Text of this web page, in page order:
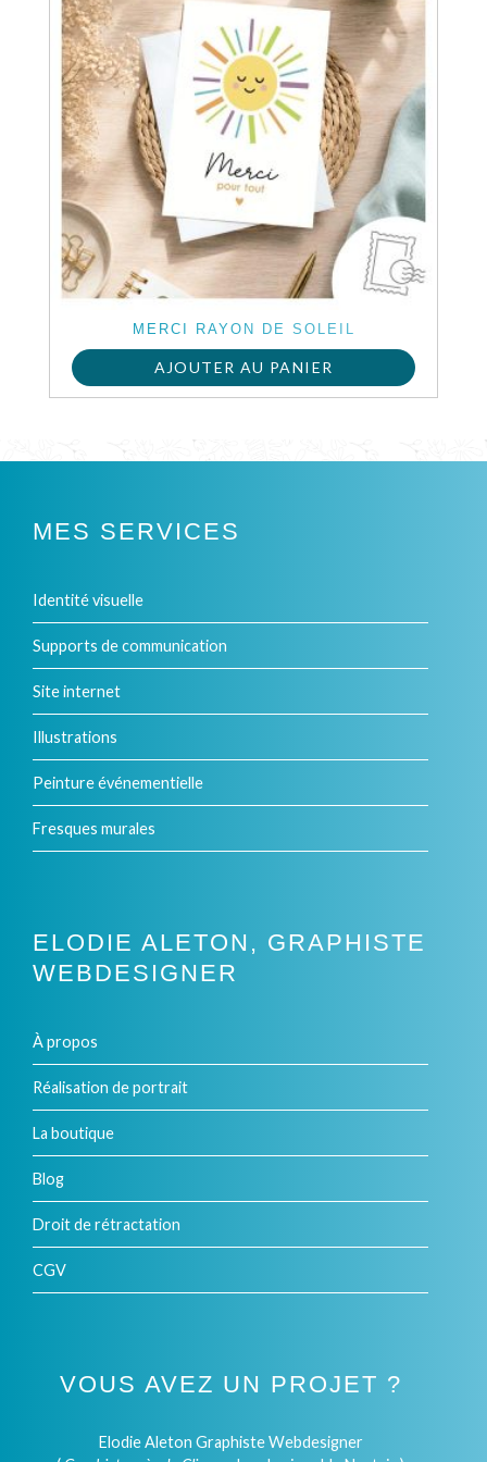
MERCI RAYON DE SOLEIL
AJOUTER AU PANIER
MES SERVICES
Identité visuelle
Supports de communication
Site internet
Illustrations
Peinture événementielle
Fresques murales
ELODIE ALETON, GRAPHISTE
WEBDESIGNER
À propos
Réalisation de portrait
La boutique
Blog
Droit de rétractation
CGV
VOUS AVEZ UN PROJET ?
Elodie Aleton Graphiste Webdesigner